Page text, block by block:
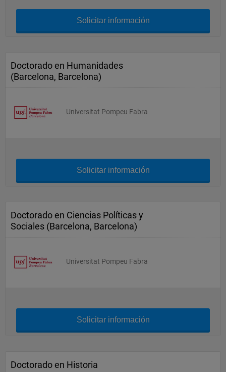
Solicitar información
Doctorado en Humanidades
(Barcelona, Barcelona)
Universitat Pompeu Fabra
Solicitar información
Doctorado en Ciencias Políticas y
Sociales (Barcelona, Barcelona)
Universitat Pompeu Fabra
Solicitar información
Doctorado en Historia